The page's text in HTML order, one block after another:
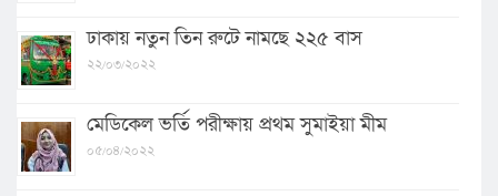
ঢাকায় নতুন তিন রুটে নামছে ২২৫ বাস
২২/০৩/২০২২
মেডিকেল ভর্তি পরীক্ষায় প্রথম সুমাইয়া মীম
০৫/০৪/২০২২